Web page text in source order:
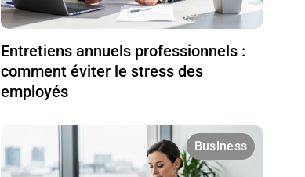
Entretiens annuels professionnels :
comment éviter le stress des
employés
Business